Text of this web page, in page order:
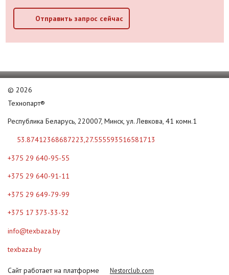
Отправить запрос сейчас
© 2026
Технопарт®
Республика Беларусь, 220007, Минск, ул. Левкова, 41 комн.1
53.87412368687223,27.555593516581713
+375 29 640-95-55
+375 29 640-91-11
+375 29 649-79-99
+375 17 373-33-32
info@texbaza.by
texbaza.by
Сайт работает на платформе Nestorclub.com